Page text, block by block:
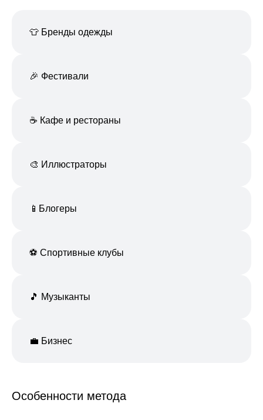
👕 Бренды одежды
🎉 Фестивали
☕️ Кафе и рестораны
🎨 Иллюстраторы
📱Блогеры
⚽️ Спортивные клубы
🎵 Музыканты
💼 Бизнес
Особенности метода